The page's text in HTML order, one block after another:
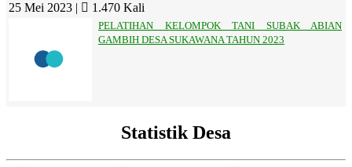
25 Mei 2023 | 1.470 Kali
PELATIHAN KELOMPOK TANI SUBAK ABIAN
GAMBIH DESA SUKAWANA TAHUN 2023
Statistik Desa